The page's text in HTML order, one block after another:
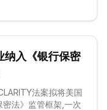
所称的、与特朗普
有「大量理由」将其
兰州民主党人Van
季休会前仍亟需大量
纳入《银行保密
法案拟将美国
法》监管框架,一次